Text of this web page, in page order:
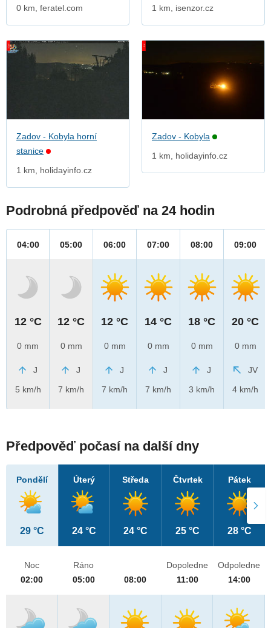
0 km, feratel.com 1 km, isenzor.cz
Zadov - Kobyla horní
stanice
1 km, holidayinfo.cz
Zadov - Kobyla
1 km, holidayinfo.cz
Podrobná předpověď na 24 hodin
04:00
12 °C
0 mm
J
5 km/h
05:00
12 °C
0 mm
J
7 km/h
06:00
12 °C
0 mm
J
7 km/h
07:00
14 °C
0 mm
J
7 km/h
08:00
18 °C
0 mm
J
3 km/h
09:00
20 °C
0 mm
JV
4 km/h
Předpověď počasí na další dny
Pondělí
29 °C
Úterý
24 °C
Středa
24 °C
Čtvrtek
25 °C
Pátek
28 °C
Noc
02:00
Ráno
05:00
08:00
Dopoledne
11:00
Odpoledne
14:00